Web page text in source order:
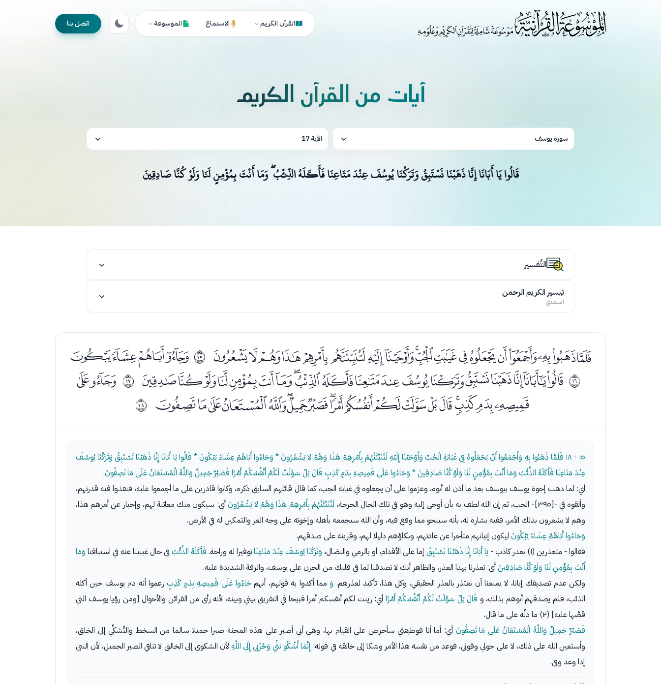
القرآن الكريم الاستماع الموسوعة اتصل بنا
آيات من القرآن الكريم
سورة يوسف الآية 17
قَالُوا يَا أَبَانَا إِنَّا ذَهَبْنَا نَسْتَبِقُ وَتَرَكْنَا يُوسُفَ عِنْدَ مَتَاعِنَا فَأَكَلَهُ الذِّئْبُ ۖ وَمَا أَنْتَ بِمُؤْمِنٍ لَنَا وَلَوْ كُنَّا صَادِقِينَ
التَّفسير
تيسير الكريم الرحمن
السعدي
ﭑﭒﭓﭔﭕﭖﭗﭘﭙﭚﭛﭜﭝﭞﭟﭠﭡﭢ ﰎ ﭤﭥﭦﭧ
ﰏ ﭩﭪﭫﭬﭭﭮﭯﭰﭱﭲﭳﭴﭵﭶﭷﭸﭹﭺﭻ ﰐ ﭽﭾ
ﭿﮀﮁﮂﮃﮄﮅﮆﮇﮈﮉﮊﮋﮌﮍﮎﮏﮐﮑ ﰑ
١٥ - ١٨
فَلَمَّا ذَهَبُوا بِهِ وَأَجْمَعُوا أَنْ يَجْعَلُوهُ فِي غَيَابَةِ الْجُبِّ وَأَوْحَيْنَا إِلَيْهِ لَتُنَبِّئَنَّهُمْ بِأَمْرِهِمْ هَذَا وَهُمْ لا يَشْعُرُونَ * وَجَاءُوا أَبَاهُمْ عِشَاءً يَبْكُونَ * قَالُوا يَا أَبَانَا إِنَّا ذَهَبْنَا نَسْتَبِقُ وَتَرَكْنَا يُوسُفَ
عِنْدَ مَتَاعِنَا فَأَكَلَهُ الذِّئْبُ وَمَا أَنْتَ بِمُؤْمِنٍ لَنَا وَلَوْ كُنَّا صَادِقِينَ * وَجَاءُوا عَلَى قَمِيصِهِ بِدَمٍ كَذِبٍ قَالَ بَلْ سَوَّلَتْ لَكُمْ أَنْفُسُكُمْ أَمْرًا فَصَبْرٌ جَمِيلٌ وَاللَّهُ الْمُسْتَعَانُ عَلَى مَا تَصِفُونَ.
أي: لما ذهب إخوة يوسف بيوسف بعد ما أذن له أبوه، وعزموا على أن يجعلوه في غيابة الجب، كما قال قائلهم السابق ذكره، وكانوا قادرين على ما أجمعوا عليه، فنفذوا فيه قدرتهم،
وألقوه في -[٣٩٥]- الجب، ثم إن الله لطف به بأن أوحى إليه وهو في تلك الحال الحرجة،
لَتُنَبِّئَنَّهُمْ بِأَمْرِهِمْ هَذَا وَهُمْ لا يَشْعُرُونَأي: سيكون منك معاتبة لهم، وإخبار عن أمرهم هذا،
وهم لا يشعرون بذلك الأمر، ففيه بشارة له، بأنه سينجو مما وقع فيه، وأن الله سيجمعه بأهله وإخوته على وجه العز والتمكين له في الأرض.
وَجَاءُوا أَبَاهُمْ عِشَاءً يَبْكُونَ ليكون إتيانهم متأخرا عن عادتهم، وبكاؤهم دليلا لهم، وقرينة على صدقهم.
فقالوا - متعذرين (١) بعذر كاذب -
يَا أَبَانَا إِنَّا ذَهَبْنَا نَسْتَبِقُ إما على الأقدام، أو بالرمي والنضال، وَتَرَكْنَا يُوسُفَ عِنْدَ مَتَاعِنَاتوفيرا له وراحة. فَأَكَلَهُ الذِّئْبُفي حال غيبتنا عنه في استباقنا وَمَا
أَنْتَ بِمُؤْمِنٍ لَنَا وَلَوْ كُنَّا صَادِقِينَأي: تعذرنا بهذا العذر، والظاهر أنك لا تصدقنا لما في قلبك من الحزن على يوسف، والرقة الشديدة عليه.
ولكن عدم تصديقك إيانا، لا يمنعنا أن نعتذر بالعذر الحقيقي، وكل هذا، تأكيد لعذرهم. وَمما أكدوا به قولهم، أنهمجَاءُوا عَلَى قَمِيصِهِ بِدَمٍ كَذِبٍزعموا أنه دم يوسف حين أكله
الذئب، فلم يصدقهم أبوهم بذلك، و قَالَبَلْ سَوَّلَتْ لَكُمْ أَنْفُسُكُمْ أَمْرًا أي: زينت لكم أنفسكم أمرا قبيحا في التفريق بيني وبينه، لأنه رأى من القرائن والأحوال [ومن رؤيا يوسف التي
قصَّها عليه] (٢) ما دلّه على ما قال.
فَصَبْرٌ جَمِيلٌ وَاللَّهُ الْمُسْتَعَانُ عَلَى مَا تَصِفُونَ أي: أما أنا فوظيفتي سأحرص على القيام بها، وهي أني أصبر على هذه المحنة صبرا جميلا سالما من السخط والتَّشكِّي إلى الخلق،
وأستعين الله على ذلك، لا على حولي وقوتي، فوعد من نفسه هذا الأمر وشكا إلى خالقه في قوله: إِنَّمَا أَشْكُو بَثِّي وَحُزْنِي إِلَى اللَّهِ لأن الشكوى إلى الخالق لا تنافي الصبر الجميل، لأن النبي
إذا وعد وفى.